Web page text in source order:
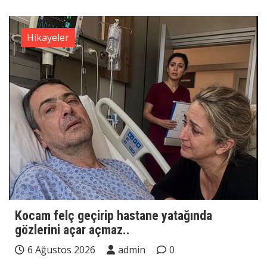
Hikayeler
Kocam felç geçirip hastane yatağında
gözlerini açar açmaz..
6 Ağustos 2026 admin
0